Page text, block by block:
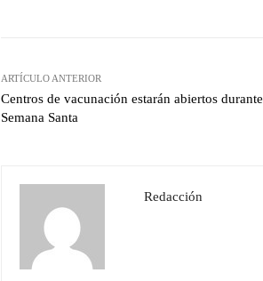
ARTÍCULO ANTERIOR
Centros de vacunación estarán abiertos durante
Semana Santa
Redacción